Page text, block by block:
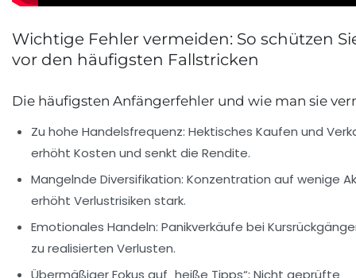
Wichtige Fehler vermeiden: So schützen
vor den häufigsten Fallstricken
Die häufigsten Anfängerfehler und wie man sie
Zu hohe Handelsfrequenz: Hektisches Kaufen und
erhöht Kosten und senkt die Rendite.
Mangelnde Diversifikation: Konzentration auf wenige
erhöht Verlustrisiken stark.
Emotionales Handeln: Panikverkäufe bei
zu realisierten Verlusten.
Übermäßiger Fokus auf „heiße Tipps“: Nicht geprüfte